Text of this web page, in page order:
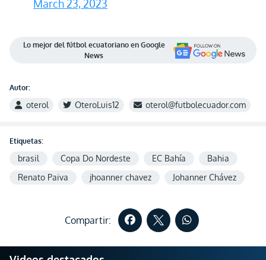
March 23, 2023
Lo mejor del fútbol ecuatoriano en Google
News
Autor:
oterol OteroLuis12 oterol@futbolecuador.com
Etiquetas:
brasil Copa Do Nordeste EC Bahía
Bahia
Renato Paiva
jhoanner chavez Johanner Chávez
Compartir: